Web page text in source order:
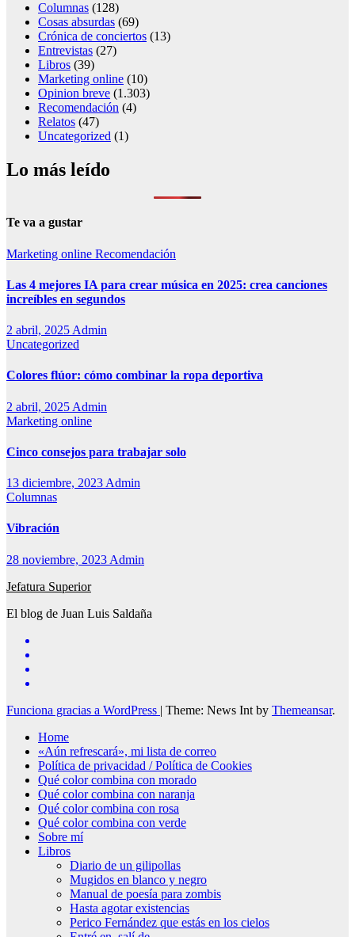
Columnas (128)
Cosas absurdas (69)
Crónica de conciertos (13)
Entrevistas (27)
Libros (39)
Marketing online (10)
Opinion breve (1.303)
Recomendación (4)
Relatos (47)
Uncategorized (1)
Lo más leído
Te va a gustar
Marketing online Recomendación
Las 4 mejores IA para crear música en 2025: crea canciones
increíbles en segundos
2 abril, 2025 Admin
Uncategorized
Colores flúor: cómo combinar la ropa deportiva
2 abril, 2025 Admin
Marketing online
Cinco consejos para trabajar solo
13 diciembre, 2023 Admin
Columnas
Vibración
28 noviembre, 2023 Admin
Jefatura Superior
El blog de Juan Luis Saldaña
Funciona gracias a WordPress | Theme: News Int by Themeansar.
Home
«Aún refrescará», mi lista de correo
Política de privacidad / Política de Cookies
Qué color combina con morado
Qué color combina con naranja
Qué color combina con rosa
Qué color combina con verde
Sobre mí
Libros
Diario de un gilipollas
Mugidos en blanco y negro
Manual de poesía para zombis
Hasta agotar existencias
Perico Fernández que estás en los cielos